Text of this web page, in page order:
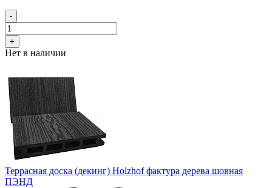
-
+
Нет в наличии
Террасная доска (декинг) Holzhof фактура дерева шовная
ПЭНД